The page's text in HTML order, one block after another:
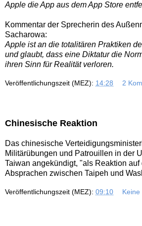
Apple die App aus dem App Store
Kommentar der Sprecherin des
Sacharowa:
Apple ist an die totalitären Praktiken
und glaubt, dass eine Diktatur die
ihren Sinn für Realität verloren.
Veröffentlichungszeit (MEZ): 14:28 2
Chinesische Reaktion
Das chinesische
Militärübungen und Patrouillen in der
Taiwan angekündigt, "als Reaktion auf
Absprachen zwischen Taipeh und
Veröffentlichungszeit (MEZ): 09:10 Keine